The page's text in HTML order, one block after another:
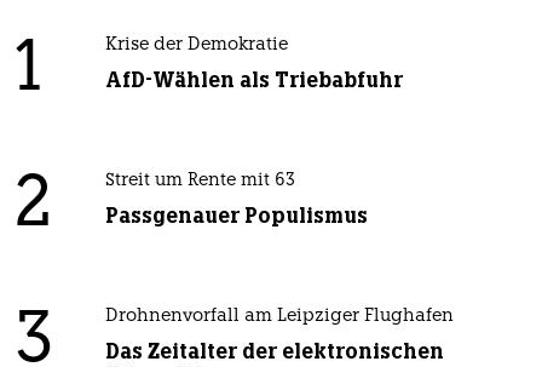
1 Krise der Demokratie
AfD-Wählen als Triebabfuhr
2 Streit um Rente mit 63
Passgenauer Populismus
3 Drohnenvorfall am Leipziger Flughafen
Das Zeitalter der elektronischen